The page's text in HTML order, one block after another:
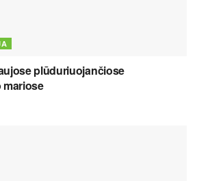
plūduriuojančiose
mariose